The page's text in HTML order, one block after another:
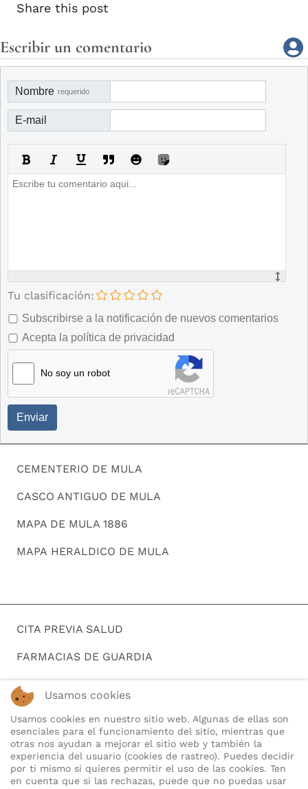
Share this post
Escribir un comentario
Nombre requerido
E-mail
Tu clasificación:
Subscribirse a la notificación de nuevos comentarios
Acepta la política de privacidad
No soy un robot
Enviar
CEMENTERIO DE MULA
CASCO ANTIGUO DE MULA
MAPA DE MULA 1886
MAPA HERALDICO DE MULA
CITA PREVIA SALUD
FARMACIAS DE GUARDIA
HORARIOS DE AUTOBUSES
BUSCAR EMPLEO
TELEFONOS DE INTERES
QUIENES SOMOS
Usamos cookies
Usamos cookies en nuestro sitio web. Algunas de ellas son
esenciales para el funcionamiento del sitio, mientras que
otras nos ayudan a mejorar el sitio web y también la
experiencia del usuario (cookies de rastreo). Puedes decidir
por ti mismo si quieres permitir el uso de las cookies. Ten
en cuenta que si las rechazas, puede que no puedas usar